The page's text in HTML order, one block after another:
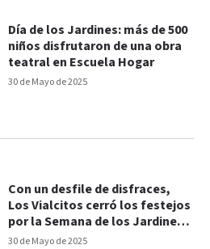
30 de Mayo de 2025
Día de los Jardines: más de 500
niños disfrutaron de una obra
teatral en Escuela Hogar
30 de Mayo de 2025
Con un desfile de disfraces,
Los Vialcitos cerró los festejos
por la Semana de los Jardines
de Infantes